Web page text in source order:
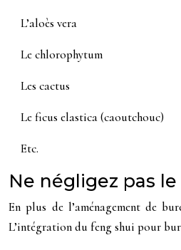
L’aloès vera
Le chlorophytum
Les cactus
Le ficus elastica (caoutchouc)
Etc.
Ne négligez pas
En plus de l’aménagement de
L’intégration du feng shui pour